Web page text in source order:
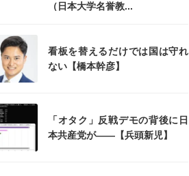
（日本大学名誉教...
看板を替えるだけでは国は守れ
ない【橋本幹彦】
「オタク」反戦デモの背後に日
本共産党が――【兵頭新児】